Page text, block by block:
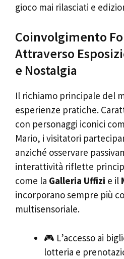
gioco mai rilasciati e
Coinvolgimento
Attraverso
e Nostalgia
Il richiamo principale del
esperienze pratiche.
con personaggi iconici
Mario, i visitatori
anziché osservare
interattività riflette
come la Galleria Uffizi e il
incorporano sempre più
multisensoriale.
🎮 L’accesso ai
lotteria e